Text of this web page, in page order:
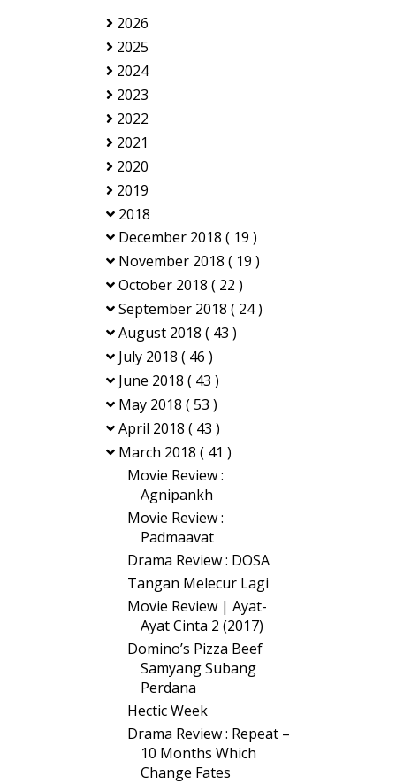
2026
2025
2024
2023
2022
2021
2020
2019
2018
December 2018 ( 19 )
November 2018 ( 19 )
October 2018 ( 22 )
September 2018 ( 24 )
August 2018 ( 43 )
July 2018 ( 46 )
June 2018 ( 43 )
May 2018 ( 53 )
April 2018 ( 43 )
March 2018 ( 41 )
Movie Review :
Agnipankh
Movie Review :
Padmaavat
Drama Review : DOSA
Tangan Melecur Lagi
Movie Review | Ayat-
Ayat Cinta 2 (2017)
Domino’s Pizza Beef
Samyang Subang
Perdana
Hectic Week
Drama Review : Repeat –
10 Months Which
Change Fates